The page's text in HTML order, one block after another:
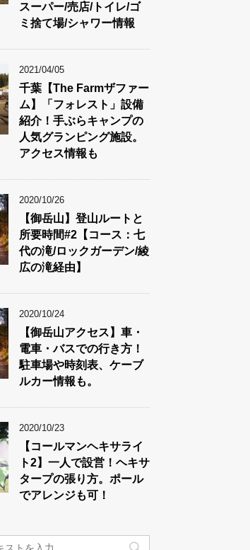
スーパー/売店/トイレ/ゴ
ミ捨て場/シャワー情報
2021/04/05
千葉【The Farmザファー
ム】「フォレスト」設備
紹介！手ぶらキャンプの
人気グランピング施設。
アクセス情報も
2020/10/26
【御岳山】登山ルートと
所要時間#2【コース：七
代の滝/ロックガーデン/綾
広の滝経由】
2020/10/24
【御岳山アクセス】車・
電車・バスでの行き方！
駐車場や時刻表、ケーブ
ルカー情報も。
2020/10/23
【コールマンヘキサライ
ト2】一人で設営！ヘキサ
タープの張り方。ポール
でアレンジも可！